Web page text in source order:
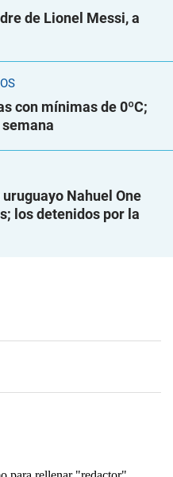
de Lionel Messi, a
con mínimas de 0ºC;
Nahuel One
los detenidos por la